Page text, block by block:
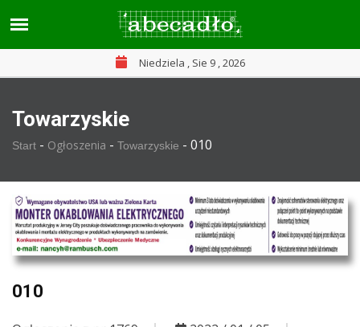
Niedziela , Sie 9 , 2026
Towarzyskie
Start - Ogłoszenia - Towarzyskie - 010
010